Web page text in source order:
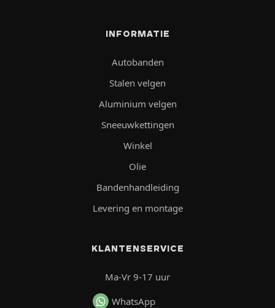
INFORMATIE
Autobanden
Stalen velgen
Aluminium velgen
Sneeuwkettingen
Winkel
Olie
Bandenhandleiding
Levering en montage
KLANTENSERVICE
Ma-Vr 9-17 uur
WhatsApp